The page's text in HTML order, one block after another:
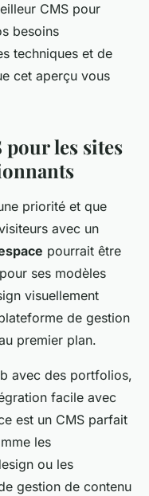
CMS pour
besoins
techniques et de
cet aperçu vous
pour les sites
priorité et que
avec un
pourrait être
ses modèles
visuellement
de gestion
premier plan.
avec des portfolios,
facile avec
est un CMS parfait
les
ou les
gestion de contenu